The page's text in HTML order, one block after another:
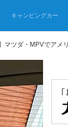
キャンピングカー